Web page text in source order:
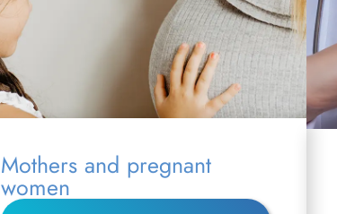
Mothers and pregnant
women